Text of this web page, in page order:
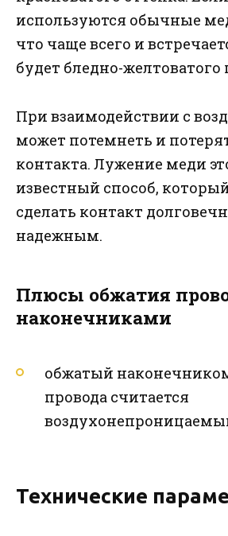
используются обычные
что чаще всего и
будет бледно-желтоватого
При взаимодействии с
может потемнеть и
контакта. Лужение меди
известный способ,
сделать контакт
надежным.
Плюсы обжатия
наконечниками
обжатый
провода считается
Технические